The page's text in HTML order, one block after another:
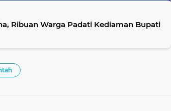
Ribuan Warga Padati Kediaman Bupati